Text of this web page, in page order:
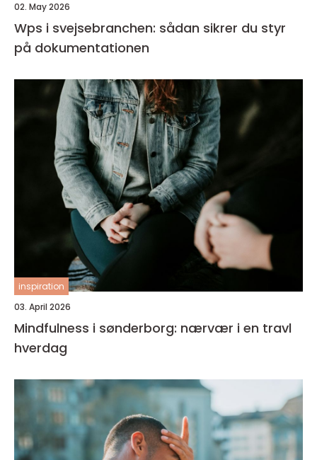
02. May 2026
Wps i svejsebranchen: sådan sikrer du styr
på dokumentationen
inspiration
03. April 2026
Mindfulness i sønderborg: nærvær i en travl
hverdag